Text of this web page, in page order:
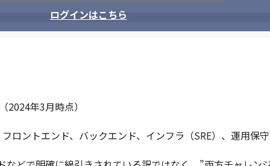
ログインはこちら
年3月時点）
ロントエンド、バックエンド、インフラ（SRE）、運用保